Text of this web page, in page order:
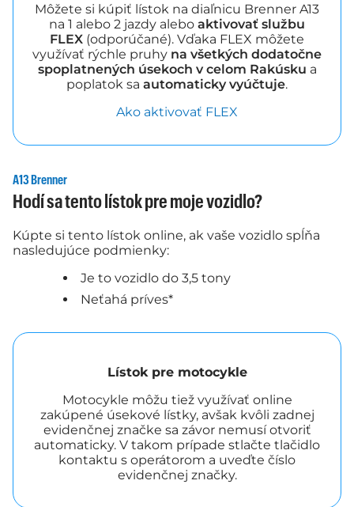
Môžete si kúpiť lístok na diaľnicu Brenner A13
na 1 alebo 2 jazdy alebo aktivovať službu
FLEX (odporúčané). Vďaka FLEX môžete
využívať rýchle pruhy na všetkých dodatočne
spoplatnených úsekoch v celom Rakúsku a
poplatok sa automaticky vyúčtuje.
Ako aktivovať FLEX
A13 Brenner
Hodí sa tento lístok pre moje vozidlo?
Kúpte si tento lístok online, ak vaše vozidlo spĺňa
nasledujúce podmienky:
Je to vozidlo do 3,5 tony
Neťahá príves*
Lístok pre motocykle
Motocykle môžu tiež využívať online
zakúpené úsekové lístky, avšak kvôli zadnej
evidenčnej značke sa závor nemusí otvoriť
automaticky. V takom prípade stlačte tlačidlo
kontaktu s operátorom a uveďte číslo
evidenčnej značky.